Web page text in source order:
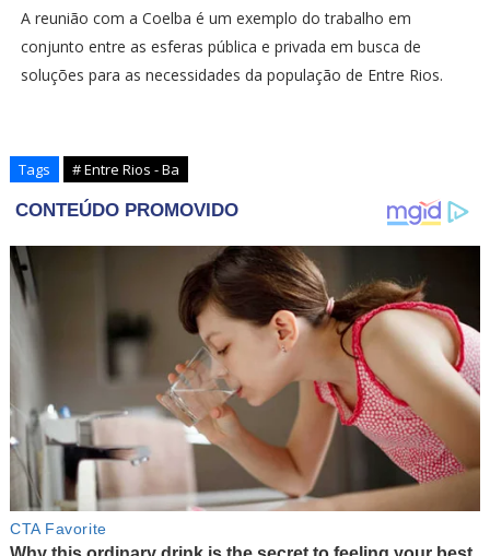
A reunião com a Coelba é um exemplo do trabalho em
conjunto entre as esferas pública e privada em busca de
soluções para as necessidades da população de Entre Rios.
Tags # Entre Rios - Ba